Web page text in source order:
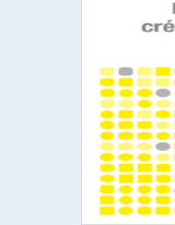
Petit
Visite
cette
pas la
créolophones.